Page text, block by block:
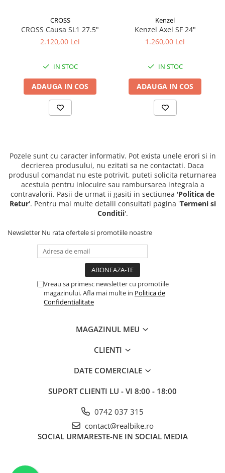
CROSS
CROSS Causa SL1 27.5"
2.120,00 Lei
IN STOC
ADAUGA IN COS
Kenzel
Kenzel Axel SF 24"
1.260,00 Lei
IN STOC
ADAUGA IN COS
Pozele sunt cu caracter informativ. Pot exista unele erori si in
decrierea produsului, nu ezitati sa ne contactati. Daca
produsul comandat nu este potrivit, puteti solicita returnarea
acestuia pentru inlocuire sau rambursarea integrala a
contravalorii. Pasii de urmat ii gasiti in sectiunea 'Politica de
Retur'. Pentru mai multe detalii consultati pagina 'Termeni si
Conditii'.
Newsletter Nu rata ofertele si promotiile noastre
Vreau sa primesc newsletter cu promotiile
magazinului. Afla mai multe in Politica de
Confidentialitate
MAGAZINUL MEU
CLIENTI
DATE COMERCIALE
SUPORT CLIENTI LU - VI 8:00 - 18:00
0742 037 315
contact@realbike.ro
SOCIAL URMARESTE-NE IN SOCIAL MEDIA